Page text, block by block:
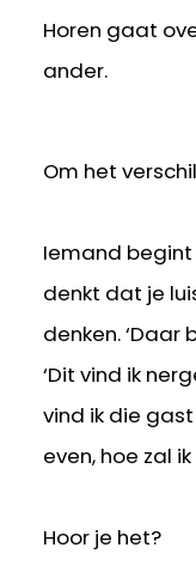
Horen gaat
ander.
Om het
Iemand begint
denkt dat je
denken. ‘Daar
‘Dit vind ik
vind ik die gast
even, hoe zal
Hoor je het?